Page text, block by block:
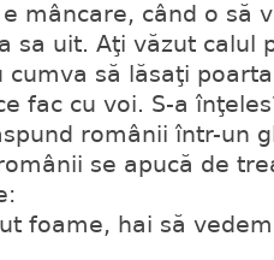
mâncare, când o să
sa uit. Aţi văzut calul
cumva să lăsaţi
fac cu voi. S-a
românii într-un
se apucă de
foame, hai să